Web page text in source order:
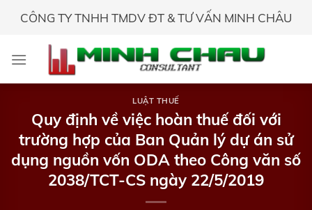
CÔNG TY TNHH TMDV ĐT & TƯ VẤN MINH CHÂU
LUẬT THUẾ
Quy định về việc hoàn thuế đối với
trường hợp của Ban Quản lý dự án sử
dụng nguồn vốn ODA theo Công văn số
2038/TCT-CS ngày 22/5/2019